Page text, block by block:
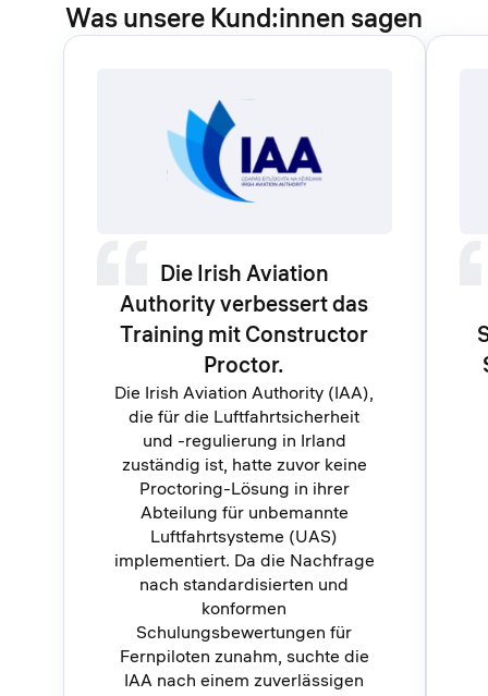
Was unsere Kund:innen sagen
Die Irish Aviation
Authority verbessert das
Training mit Constructor
Proctor.
Die Irish Aviation Authority (IAA),
die für die Luftfahrtsicherheit
und -regulierung in Irland
zuständig ist, hatte zuvor keine
Proctoring-Lösung in ihrer
Abteilung für unbemannte
Luftfahrtsysteme (UAS)
implementiert. Da die Nachfrage
nach standardisierten und
konformen
Schulungsbewertungen für
Fernpiloten zunahm, suchte die
IAA nach einem zuverlässigen